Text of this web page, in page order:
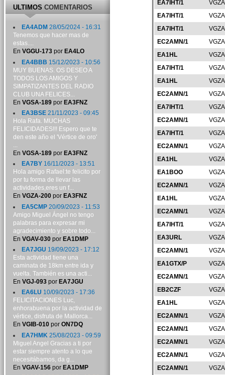
EA7IHT/1
EA7IHT/1
EA7IHT/1
EC2AMN/1
EA1HL
EA7IHT/1
EA1HL
EC2AMN/1
EA7IHT/1
EC2AMN/1
EA7IHT/1
EC2AMN/1
EA1HL
EA1BOO
EC2AMN/1
EA1HL
EC2AMN/1
EA7IHT/1
EA3URL
EC2AMN/1
EA1GTX/P
EC2AMN/1
EB2CZF
EA1HL
EC2AMN/1
EC2AMN/1
EC2AMN/1
EC2AMN/1
EC2AMN/1
ULTIMOSCOMENTARIOS
EA4ADM 28/05/2024 - 16:31
Tenemos que hacer mas de
estas....
En VGGU-173por EA4LO
EA4BBB 15/12/2023 - 10:56
MUY BUENAS. OS DESEO A
TODOS LOS AMIGOS Y
SIMPATIZANTES DEL RADIO
CLUB UNA FELICES...
En VGSA-189por EA3FNZ
EA3BSE21/11/2023 - 09:45
Hola Rafa. MUCHAS
FELICIDADES!!! Espero que te
den este año el 'Vértice de oro'
...
En VGSA-189por EA3FNZ
EA7BY16/11/2023 - 13:51
Hola amigo Rafael:te felicito por
por tu forma de llevar las
actividades,eres un f...
En VGZA-200por EA3FNZ
EA5CMP20/09/2023 - 11:53
Amigo Miguel Ángel no tengo
palabras para expresar mi
agradecimiento y sobre todo...
En VGAV-030por EA1DMP
EA7JGU 19/09/2023 - 17:12
Esta actividad tiene una
caminata de 18km entre ida y
vuelta. También es una acti...
En VGJ-093por EA7JGU
EA6LU 10/09/2023 - 17:36
FELICITACIONES Luc,
enhorabuena por la actividad de
vértice, disfruta de Mallorca...
En VGIB-010por ON7DQ
EA7HMK 25/08/2023 - 09:59
Miguel Angel Gracias a ti por
estar siempre atento a lo que
necesitábamos, da g...
En VGAV-156por EA1DMP